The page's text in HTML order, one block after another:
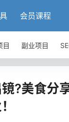
会员课程
目 副业项目
?美食分